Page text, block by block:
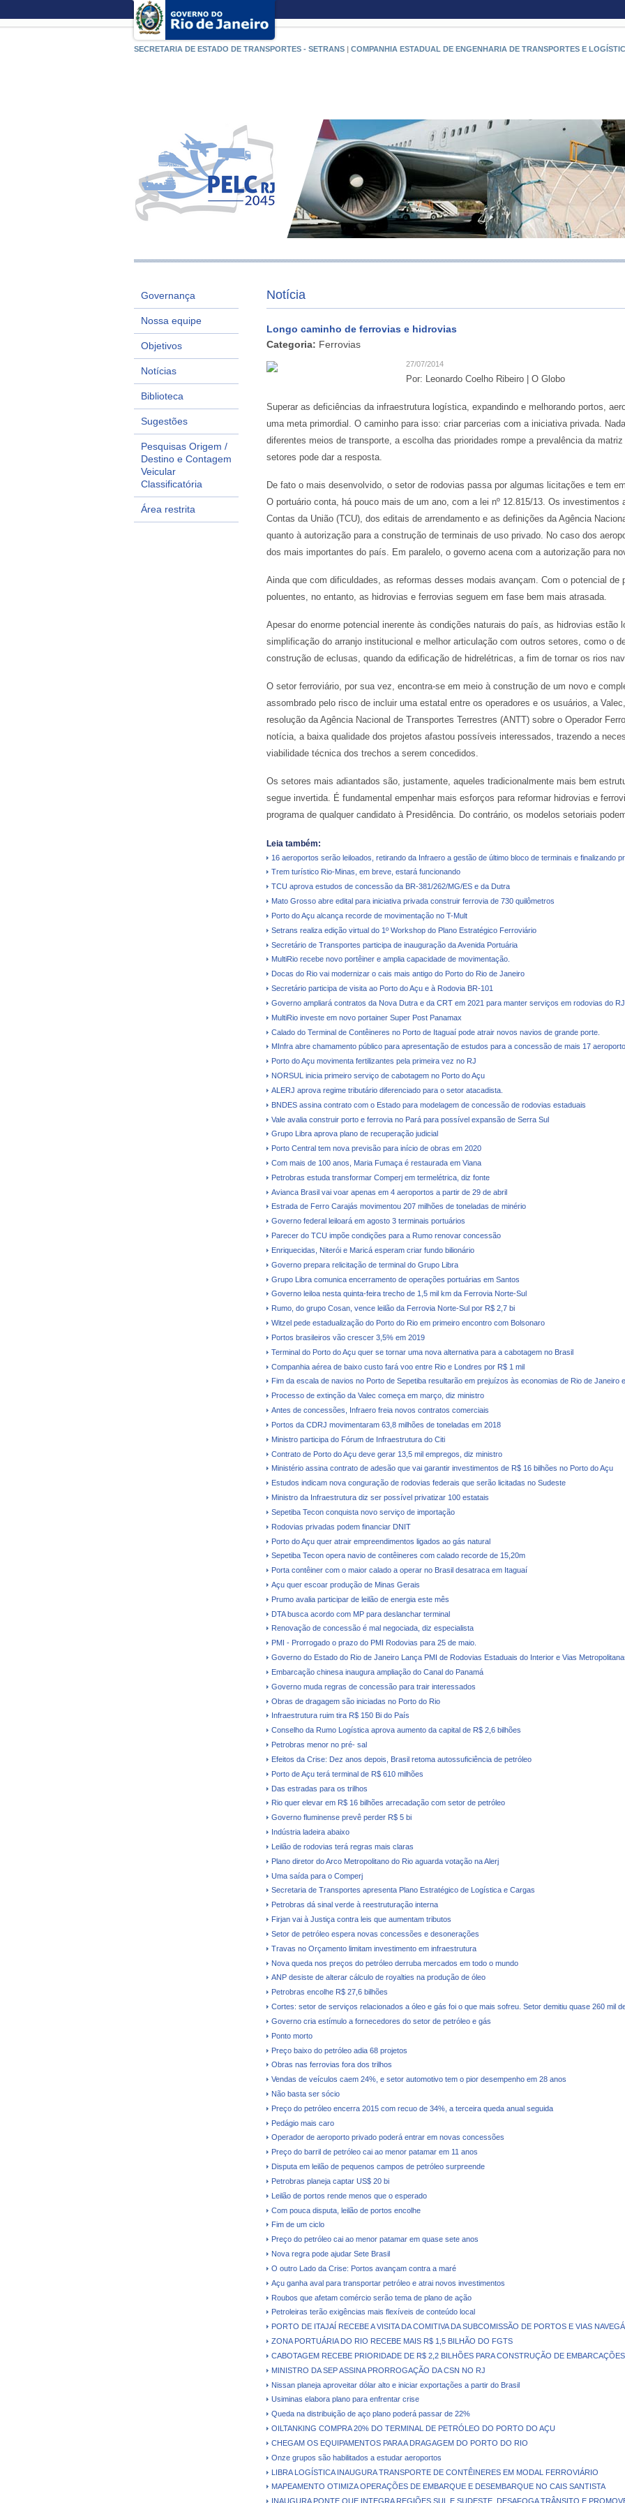
SECRETARIA DE ESTADO DE TRANSPORTES - SETRANS | COMPANHIA ESTADUAL DE ENGENHARIA DE TRANSPORTES E
Governança
Nossa equipe
Objetivos
Notícias
Biblioteca
Sugestões
Pesquisas Origem /
Destino e Contagem
Veicular
Classificatória
Área restrita
Notícia
Longo caminho de ferrovias e hidrovias
Categoria: Ferrovias
27/07/2014
Por: Leonardo Coelho Ribeiro | O Globo
Superar as deficiências da infraestrutura logística, expandindo e melhorando portos,
uma meta primordial. O caminho para isso: criar parcerias com a iniciativa privada.
diferentes meios de transporte, a escolha das prioridades rompe a prevalência da
setores pode dar a resposta.
De fato o mais desenvolvido, o setor de rodovias passa por algumas licitações e tem
O portuário conta, há pouco mais de um ano, com a lei nº 12.815/13. Os investimentos
Contas da União (TCU), dos editais de arrendamento e as definições da Agência
quanto à autorização para a construção de terminais de uso privado. No caso dos
dos mais importantes do país. Em paralelo, o governo acena com a autorização para
Ainda que com dificuldades, as reformas desses modais avançam. Com o potencial de
poluentes, no entanto, as hidrovias e ferrovias seguem em fase bem mais atrasada.
Apesar do enorme potencial inerente às condições naturais do país, as hidrovias estão
simplificação do arranjo institucional e melhor articulação com outros setores, como o
construção de eclusas, quando da edificação de hidrelétricas, a fim de tornar os rios
O setor ferroviário, por sua vez, encontra-se em meio à construção de um novo e
assombrado pelo risco de incluir uma estatal entre os operadores e os usuários, a
resolução da Agência Nacional de Transportes Terrestres (ANTT) sobre o Operador
notícia, a baixa qualidade dos projetos afastou possíveis interessados, trazendo a
viabilidade técnica dos trechos a serem concedidos.
Os setores mais adiantados são, justamente, aqueles tradicionalmente mais bem
segue invertida. É fundamental empenhar mais esforços para reformar hidrovias e
programa de qualquer candidato à Presidência. Do contrário, os modelos setoriais
Leia também:
16 aeroportos serão leiloados, retirando da Infraero a gestão de último bloco de terminais e finalizando
Trem turístico Rio-Minas, em breve, estará funcionando
TCU aprova estudos de concessão da BR-381/262/MG/ES e da Dutra
Mato Grosso abre edital para iniciativa privada construir ferrovia de 730 quilômetros
Porto do Açu alcança recorde de movimentação no T-Mult
Setrans realiza edição virtual do 1º Workshop do Plano Estratégico Ferroviário
Secretário de Transportes participa de inauguração da Avenida Portuária
MultiRio recebe novo portêiner e amplia capacidade de movimentação.
Docas do Rio vai modernizar o cais mais antigo do Porto do Rio de Janeiro
Secretário participa de visita ao Porto do Açu e à Rodovia BR-101
Governo ampliará contratos da Nova Dutra e da CRT em 2021 para manter serviços em rodovias do RJ
MultiRio investe em novo portainer Super Post Panamax
Calado do Terminal de Contêineres no Porto de Itaguaí pode atrair novos navios de grande porte.
MInfra abre chamamento público para apresentação de estudos para a concessão de mais 17
Porto do Açu movimenta fertilizantes pela primeira vez no RJ
NORSUL inicia primeiro serviço de cabotagem no Porto do Açu
ALERJ aprova regime tributário diferenciado para o setor atacadista.
BNDES assina contrato com o Estado para modelagem de concessão de rodovias estaduais
Vale avalia construir porto e ferrovia no Pará para possível expansão de Serra Sul
Grupo Libra aprova plano de recuperação judicial
Porto Central tem nova previsão para início de obras em 2020
Com mais de 100 anos, Maria Fumaça é restaurada em Viana
Petrobras estuda transformar Comperj em termelétrica, diz fonte
Avianca Brasil vai voar apenas em 4 aeroportos a partir de 29 de abril
Estrada de Ferro Carajás movimentou 207 milhões de toneladas de minério
Governo federal leiloará em agosto 3 terminais portuários
Parecer do TCU impõe condições para a Rumo renovar concessão
Enriquecidas, Niterói e Maricá esperam criar fundo bilionário
Governo prepara relicitação de terminal do Grupo Libra
Grupo Libra comunica encerramento de operações portuárias em Santos
Governo leiloa nesta quinta-feira trecho de 1,5 mil km da Ferrovia Norte-Sul
Rumo, do grupo Cosan, vence leilão da Ferrovia Norte-Sul por R$ 2,7 bi
Witzel pede estadualização do Porto do Rio em primeiro encontro com Bolsonaro
Portos brasileiros vão crescer 3,5% em 2019
Terminal do Porto do Açu quer se tornar uma nova alternativa para a cabotagem no Brasil
Companhia aérea de baixo custo fará voo entre Rio e Londres por R$ 1 mil
Fim da escala de navios no Porto de Sepetiba resultarão em prejuízos às economias de Rio de Janeiro
Processo de extinção da Valec começa em março, diz ministro
Antes de concessões, Infraero freia novos contratos comerciais
Portos da CDRJ movimentaram 63,8 milhões de toneladas em 2018
Ministro participa do Fórum de Infraestrutura do Citi
Contrato de Porto do Açu deve gerar 13,5 mil empregos, diz ministro
Ministério assina contrato de adesão que vai garantir investimentos de R$ 16 bilhões no Porto do Açu
Estudos indicam nova conguração de rodovias federais que serão licitadas no Sudeste
Ministro da Infraestrutura diz ser possível privatizar 100 estatais
Sepetiba Tecon conquista novo serviço de importação
Rodovias privadas podem financiar DNIT
Porto do Açu quer atrair empreendimentos ligados ao gás natural
Sepetiba Tecon opera navio de contêineres com calado recorde de 15,20m
Porta contêiner com o maior calado a operar no Brasil desatraca em Itaguaí
Açu quer escoar produção de Minas Gerais
Prumo avalia participar de leilão de energia este mês
DTA busca acordo com MP para deslanchar terminal
Renovação de concessão é mal negociada, diz especialista
PMI - Prorrogado o prazo do PMI Rodovias para 25 de maio.
Governo do Estado do Rio de Janeiro Lança PMI de Rodovias Estaduais do Interior e Vias
Embarcação chinesa inaugura ampliação do Canal do Panamá
Governo muda regras de concessão para trair interessados
Obras de dragagem são iniciadas no Porto do Rio
Infraestrutura ruim tira R$ 150 Bi do País
Conselho da Rumo Logística aprova aumento da capital de R$ 2,6 bilhões
Petrobras menor no pré- sal
Efeitos da Crise: Dez anos depois, Brasil retoma autossuficiência de petróleo
Porto de Açu terá terminal de R$ 610 milhões
Das estradas para os trilhos
Rio quer elevar em R$ 16 bilhões arrecadação com setor de petróleo
Governo fluminense prevê perder R$ 5 bi
Indústria ladeira abaixo
Leilão de rodovias terá regras mais claras
Plano diretor do Arco Metropolitano do Rio aguarda votação na Alerj
Uma saída para o Comperj
Secretaria de Transportes apresenta Plano Estratégico de Logística e Cargas
Petrobras dá sinal verde à reestruturação interna
Firjan vai à Justiça contra leis que aumentam tributos
Setor de petróleo espera novas concessões e desonerações
Travas no Orçamento limitam investimento em infraestrutura
Nova queda nos preços do petróleo derruba mercados em todo o mundo
ANP desiste de alterar cálculo de royalties na produção de óleo
Petrobras encolhe R$ 27,6 bilhões
Cortes: setor de serviços relacionados a óleo e gás foi o que mais sofreu. Setor demitiu quase 260 mil
Governo cria estímulo a fornecedores do setor de petróleo e gás
Ponto morto
Preço baixo do petróleo adia 68 projetos
Obras nas ferrovias fora dos trilhos
Vendas de veículos caem 24%, e setor automotivo tem o pior desempenho em 28 anos
Não basta ser sócio
Preço do petróleo encerra 2015 com recuo de 34%, a terceira queda anual seguida
Pedágio mais caro
Operador de aeroporto privado poderá entrar em novas concessões
Preço do barril de petróleo cai ao menor patamar em 11 anos
Disputa em leilão de pequenos campos de petróleo surpreende
Petrobras planeja captar US$ 20 bi
Leilão de portos rende menos que o esperado
Com pouca disputa, leilão de portos encolhe
Fim de um ciclo
Preço do petróleo cai ao menor patamar em quase sete anos
Nova regra pode ajudar Sete Brasil
O outro Lado da Crise: Portos avançam contra a maré
Açu ganha aval para transportar petróleo e atrai novos investimentos
Roubos que afetam comércio serão tema de plano de ação
Petroleiras terão exigências mais flexíveis de conteúdo local
PORTO DE ITAJAÍ RECEBE A VISITA DA COMITIVA DA SUBCOMISSÃO DE PORTOS E VIAS
ZONA PORTUÁRIA DO RIO RECEBE MAIS R$ 1,5 BILHÃO DO FGTS
CABOTAGEM RECEBE PRIORIDADE DE R$ 2,2 BILHÕES PARA CONSTRUÇÃO DE EMBARCAÇÕES
MINISTRO DA SEP ASSINA PRORROGAÇÃO DA CSN NO RJ
Nissan planeja aproveitar dólar alto e iniciar exportações a partir do Brasil
Usiminas elabora plano para enfrentar crise
Queda na distribuição de aço plano poderá passar de 22%
OILTANKING COMPRA 20% DO TERMINAL DE PETRÓLEO DO PORTO DO AÇU
CHEGAM OS EQUIPAMENTOS PARA A DRAGAGEM DO PORTO DO RIO
Onze grupos são habilitados a estudar aeroportos
LIBRA LOGÍSTICA INAUGURA TRANSPORTE DE CONTÊINERES EM MODAL FERROVIÁRIO
MAPEAMENTO OTIMIZA OPERAÇÕES DE EMBARQUE E DESEMBARQUE NO CAIS SANTISTA
INAUGURA PONTE QUE INTEGRA REGIÕES SUL E SUDESTE, DESAFOGA TRÂNSITO E